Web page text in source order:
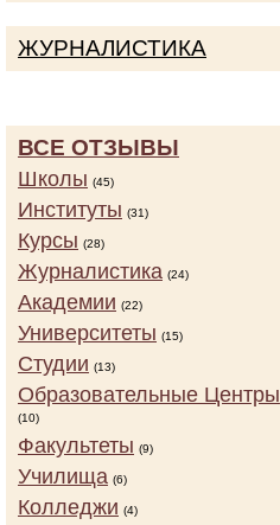
ЖУРНАЛИСТИКА
ВСЕ ОТЗЫВЫ
Школы (45)
Институты (31)
Курсы (28)
Журналистика (24)
Академии (22)
Университеты (15)
Студии (13)
Образовательные Центры
(10)
Факультеты (9)
Училища (6)
Колледжи (4)